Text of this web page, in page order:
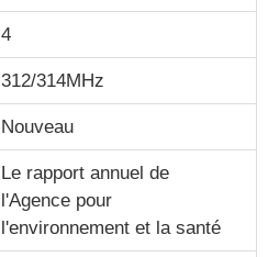
4
312/314MHz
Nouveau
Le rapport annuel de
l'Agence pour
l'environnement et la santé